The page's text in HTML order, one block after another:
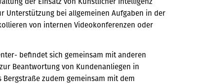
Unterstützung bei allgemeinen Aufgaben in der
von internen Videokonferenzen oder
befindet sich gemeinsam mit anderen
Beantwortung von Kundenanliegen in
zudem gemeinsam mit dem